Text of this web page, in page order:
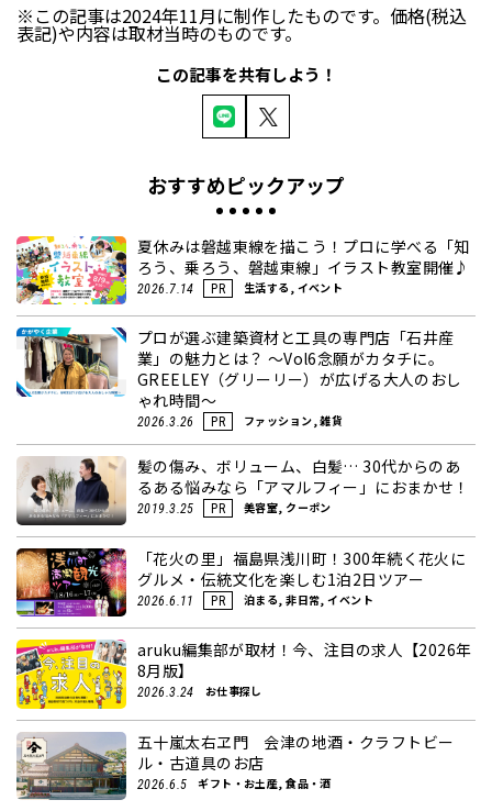
※この記事は2024年11月に制作したものです。価格(税込
表記)や内容は取材当時のものです。
この記事を共有しよう！
おすすめピックアップ
夏休みは磐越東線を描こう！プロに学べる「知
ろう、乗ろう、磐越東線」イラスト教室開催♪
2026.7.14 PR 生活する, イベント
プロが選ぶ建築資材と工具の専門店「石井産
業」の魅力とは？ ～Vol6念願がカタチに。
GREELEY（グリーリー）が広げる大人のおし
ゃれ時間～
2026.3.26 PR ファッション, 雑貨
髪の傷み、ボリューム、白髪… 30代からのあ
るある悩みなら「アマルフィー」におまかせ！
2019.3.25 PR 美容室, クーポン
「花火の里」福島県浅川町！300年続く花火に
グルメ・伝統文化を楽しむ1泊2日ツアー
2026.6.11 PR 泊まる, 非日常, イベント
aruku編集部が取材！今、注目の求人【2026年
8月版】
2026.3.24 お仕事探し
五十嵐太右ヱ門 会津の地酒・クラフトビー
ル・古道具のお店
2026.6.5 ギフト・お土産, 食品・酒